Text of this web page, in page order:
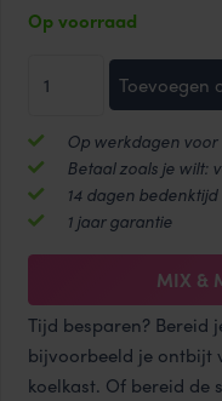
Op voorraad
prep
bakjes
520
ml
|
6
aantal
Toevoegen
Op werkdagen voor
Betaal zoals je wilt:
14 dagen bedenktijd
1 jaar garantie
MIX &
Tijd besparen? Bereid
bijvoorbeeld je ontbijt
koelkast. Of bereid de